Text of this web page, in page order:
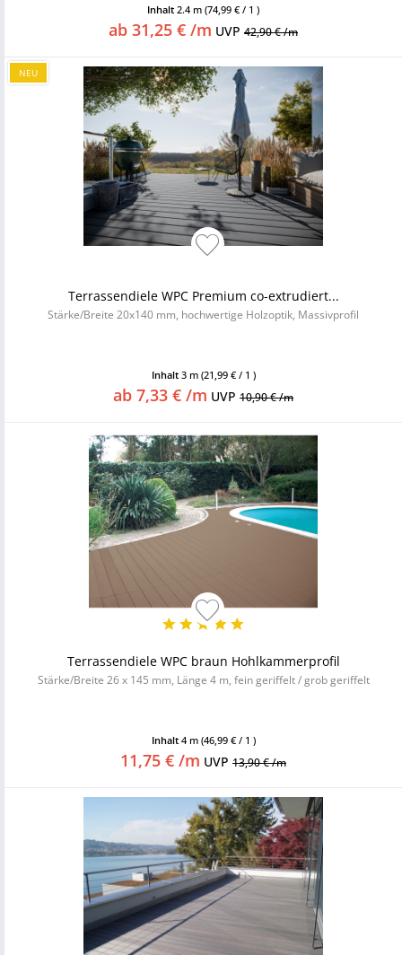
Inhalt 2.4 m (74,99 € / 1 )
ab 31,25 € /m UVP 42,90 € /m
NEU
Terrassendiele WPC Premium co-extrudiert...
Stärke/Breite 20x140 mm, hochwertige Holzoptik, Massivprofil
Inhalt 3 m (21,99 € / 1 )
ab 7,33 € /m UVP 10,90 € /m
Terrassendiele WPC braun Hohlkammerprofil
Stärke/Breite 26 x 145 mm, Länge 4 m, fein geriffelt / grob geriffelt
Inhalt 4 m (46,99 € / 1 )
11,75 € /m UVP 13,90 € /m